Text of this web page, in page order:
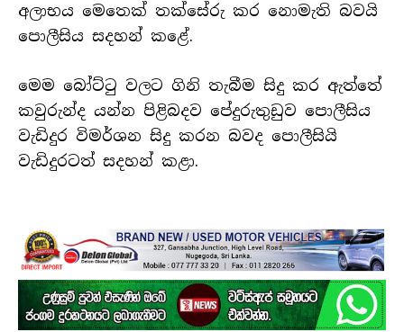
අලාභය මෙතෙක් තක්සේරු කර නොමැති බවයි
පොලීසිය සදහන් කළේ.
මෙම බෝට්ටු වලට ගිනි තැබීම සිදු කර ඇත්තේ
කවුරුන්ද යන්න පිළිබදව පේදුරුතුඩුව පොලීසිය
වැඩිදුර විමර්ශන සිදු කරන බවද පොලීසියි
වැඩිදුරටත් සදහන් කළා.